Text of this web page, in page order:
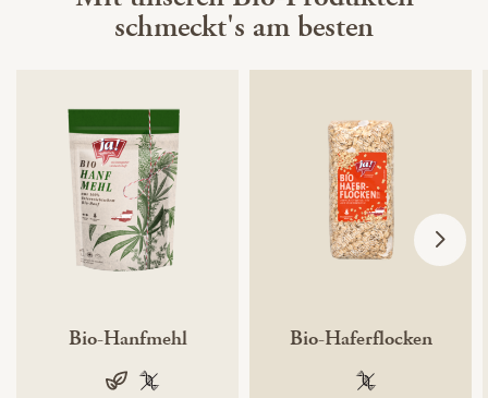
schmeckt's am besten
Bio-Hanfmehl
vegan100 % gentechnikfrei
Bio-Haferflocken
100 %